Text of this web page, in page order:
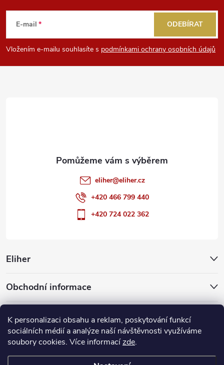
K personalizaci obsahu a reklam, poskytování funkcí
sociálních médií a analýze naší návštěvnosti využíváme
soubory cookies. Více informacízde.
p
E-mail
Vložením e-mailu souhlasíte s podmínkami ochrany osobních údajů
ODEBÍRAT
Eliher
Obchodní informace
Partnerské weby
eliher@eliher.cz
+420 466 799 440
+420 724 022 362
cookies